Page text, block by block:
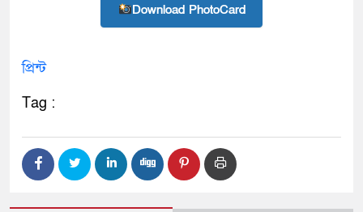
Download PhotoCard
প্রিন্ট
Tag :